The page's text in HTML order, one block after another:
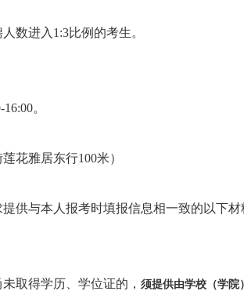
进入1:3比例的考生。
。
雅居东行100米）
与本人报考时填报信息相一致的以下材
取得学历、学位证的，须提供由学校（学院